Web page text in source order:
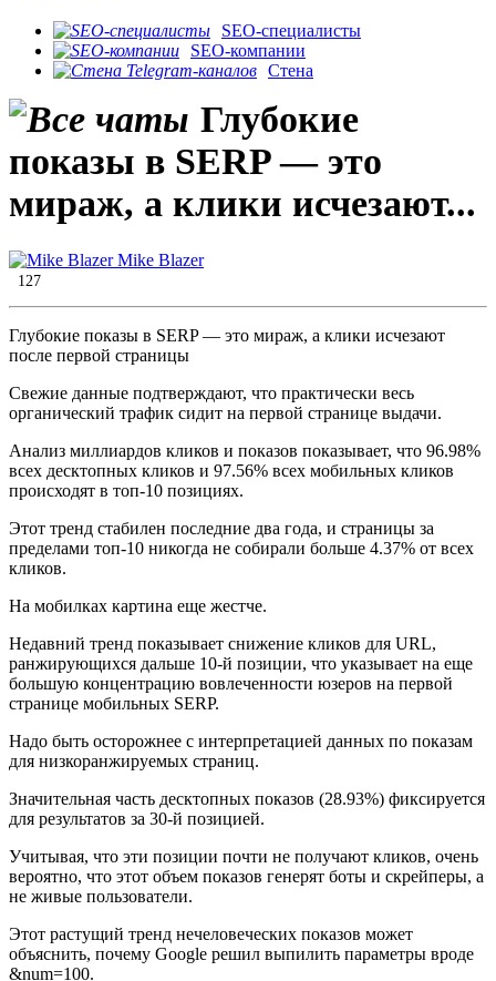
SEO-специалисты
SEO-компании
Стена
​Глубокие
показы в SERP — это
мираж, а клики исчезают...
Mike Blazer
127
​Глубокие показы в SERP — это мираж, а клики исчезают
после первой страницы
Свежие данные подтверждают, что практически весь
органический трафик сидит на первой странице выдачи.
Анализ миллиардов кликов и показов показывает, что 96.98%
всех десктопных кликов и 97.56% всех мобильных кликов
происходят в топ-10 позициях.
Этот тренд стабилен последние два года, и страницы за
пределами топ-10 никогда не собирали больше 4.37% от всех
кликов.
На мобилках картина еще жестче.
Недавний тренд показывает снижение кликов для URL,
ранжирующихся дальше 10-й позиции, что указывает на еще
большую концентрацию вовлеченности юзеров на первой
странице мобильных SERP.
Надо быть осторожнее с интерпретацией данных по показам
для низкоранжируемых страниц.
Значительная часть десктопных показов (28.93%) фиксируется
для результатов за 30-й позицией.
Учитывая, что эти позиции почти не получают кликов, очень
вероятно, что этот объем показов генерят боты и скрейперы, а
не живые пользователи.
Этот растущий тренд нечеловеческих показов может
объяснить, почему Google решил выпилить параметры вроде
&num=100.